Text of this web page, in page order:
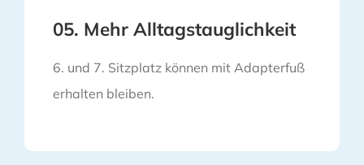
05. Mehr Alltagstauglichkeit
6. und 7. Sitzplatz können mit Adapterfuß
erhalten bleiben.